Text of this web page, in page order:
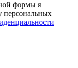
формы я
персональных